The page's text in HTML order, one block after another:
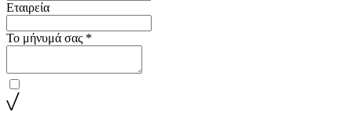
Εταιρεία
Το μήνυμά σας *